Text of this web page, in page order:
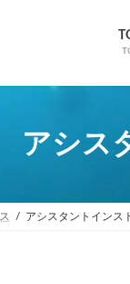
アシス
アシスタントインス